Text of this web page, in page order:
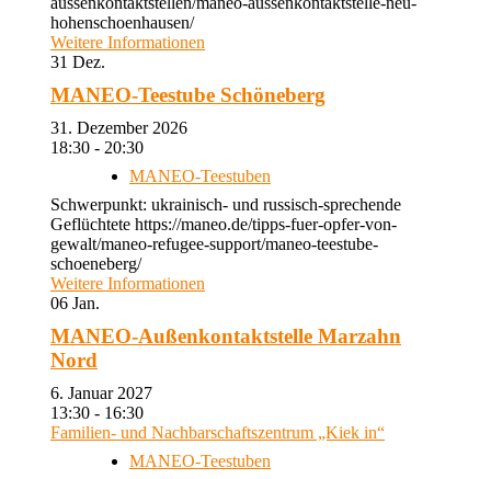
hohenschoenhausen/
Weitere Informationen
31 Dez.
MANEO-Teestube Schöneberg
31. Dezember 2026
18:30 - 20:30
MANEO-Teestuben
Schwerpunkt: ukrainisch- und russisch-sprechende
Geflüchtete https://maneo.de/tipps-fuer-opfer-von-
gewalt/maneo-refugee-support/maneo-teestube-
schoeneberg/
Weitere Informationen
06 Jan.
MANEO-Außenkontaktstelle Marzahn
Nord
6. Januar 2027
13:30 - 16:30
Familien- und Nachbarschaftszentrum „Kiek in“
MANEO-Teestuben